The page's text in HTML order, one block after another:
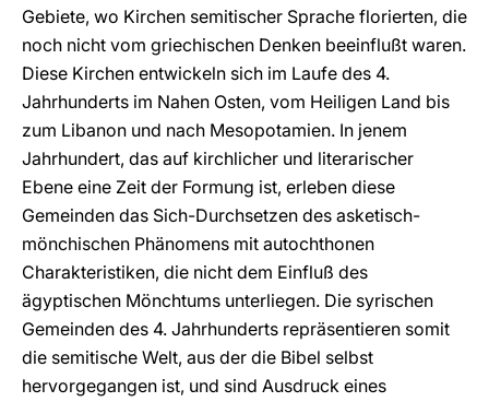
Gebiete, wo Kirchen semitischer Sprache florierten, die
noch nicht vom griechischen Denken beeinflußt waren.
Diese Kirchen entwickeln sich im Laufe des 4.
Jahrhunderts im Nahen Osten, vom Heiligen Land bis
zum Libanon und nach Mesopotamien. In jenem
Jahrhundert, das auf kirchlicher und literarischer
Ebene eine Zeit der Formung ist, erleben diese
Gemeinden das Sich-Durchsetzen des asketisch-
mönchischen Phänomens mit autochthonen
Charakteristiken, die nicht dem Einfluß des
ägyptischen Mönchtums unterliegen. Die syrischen
Gemeinden des 4. Jahrhunderts repräsentieren somit
die semitische Welt, aus der die Bibel selbst
hervorgegangen ist, und sind Ausdruck eines